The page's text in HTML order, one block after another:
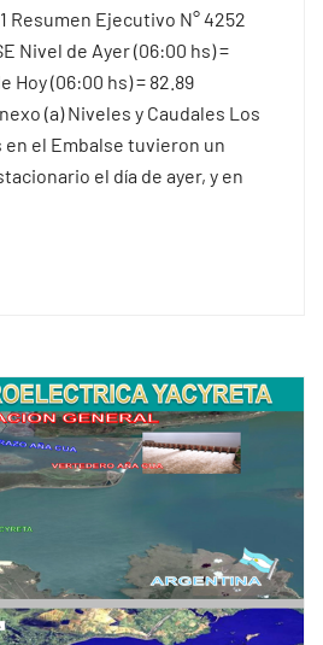
Resumen Ejecutivo N° 4252
Nivel de Ayer (06:00 hs) =
Hoy (06:00 hs) = 82.89
(a) Niveles y Caudales Los
el Embalse tuvieron un
el día de ayer, y en